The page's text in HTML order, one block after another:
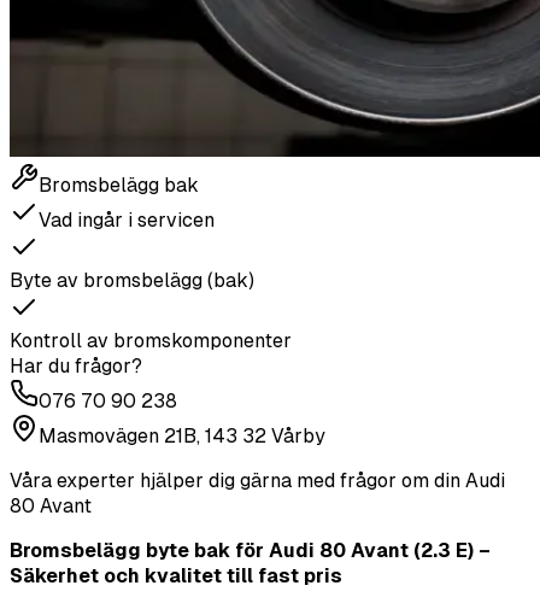
Bromsbelägg bak
Vad ingår i servicen
Byte av bromsbelägg (bak)
Kontroll av bromskomponenter
Har du frågor?
076 70 90 238
Masmovägen 21B, 143 32 Vårby
Våra experter hjälper dig gärna med frågor om din Audi
80 Avant
Bromsbelägg byte bak för Audi 80 Avant (2.3 E) –
Säkerhet och kvalitet till fast pris